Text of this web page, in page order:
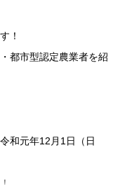
！
都市型認定農業者を紹
和元年12月1日（日